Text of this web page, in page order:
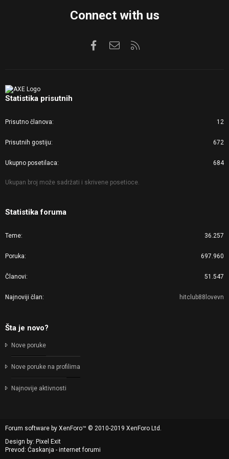
Connect with us
FacebookKontaktirajte nas
Statistika prisutnih
Prisutno članova 12
Prisutnih gostiju 672
Ukupno posetilaca 684
Ukupan broj može sadržati i skrivene posetioce.
Statistika foruma
Teme 36.257
Poruka 697.960
Članovi 51.547
Najnoviji član hitclub88lovevn
Šta je novo?
Nove poruke
Nove poruke na profilima
Najnovije aktivnosti
Forum software by XenForo™ © 2010-2019 XenForo Ltd.
Design by: Pixel Exit
Prevod: Ćaskanja - internet forumi